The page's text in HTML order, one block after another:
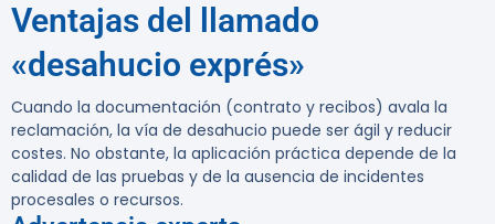
Ventajas del llamado
«desahucio exprés»
Cuando la documentación (contrato y recibos) avala la
reclamación, la vía de desahucio puede ser ágil y reducir
costes. No obstante, la aplicación práctica depende de la
calidad de las pruebas y de la ausencia de incidentes
procesales o recursos.